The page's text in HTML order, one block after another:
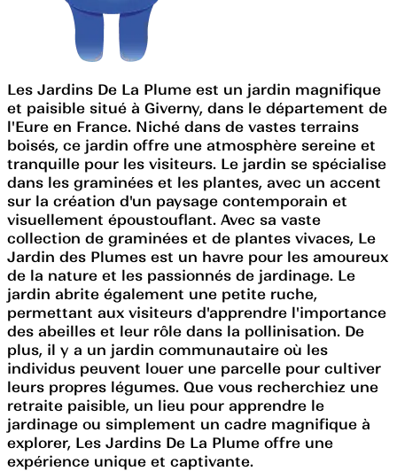
Les Jardins De La Plume est un jardin magnifique
et paisible situé à Giverny, dans le département de
l'Eure en France. Niché dans de vastes terrains
boisés, ce jardin offre une atmosphère sereine et
tranquille pour les visiteurs. Le jardin se spécialise
dans les graminées et les plantes, avec un accent
sur la création d'un paysage contemporain et
visuellement époustouflant. Avec sa vaste
collection de graminées et de plantes vivaces, Le
Jardin des Plumes est un havre pour les amoureux
de la nature et les passionnés de jardinage. Le
jardin abrite également une petite ruche,
permettant aux visiteurs d'apprendre l'importance
des abeilles et leur rôle dans la pollinisation. De
plus, il y a un jardin communautaire où les
individus peuvent louer une parcelle pour cultiver
leurs propres légumes. Que vous recherchiez une
retraite paisible, un lieu pour apprendre le
jardinage ou simplement un cadre magnifique à
explorer, Les Jardins De La Plume offre une
expérience unique et captivante.